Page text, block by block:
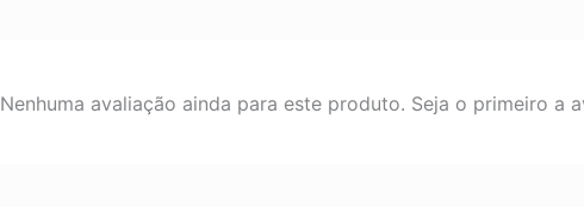
Nenhuma avaliação ainda para este produto. Seja o primeiro a